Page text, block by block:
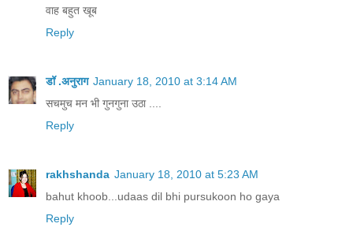
न हो पर इसका कुछ आभास,
खरे जंगल के के बीचो बीच,
चलो हम दोनों चलें वहां।
कविता : स्व. पंडित नरेन्द्र शर्मा
http://www.kavitakosh.org/kk/
सागर के अथाह जल में।
वाह बहुत खूब
Reply
डॉ .अनुराग January 18, 2010 at 3:14 AM
सचमुच मन भी गुनगुना उठा ....
Reply
rakhshanda January 18, 2010 at 5:23 AM
bahut khoob...udaas dil bhi pursukoon ho gaya
Reply